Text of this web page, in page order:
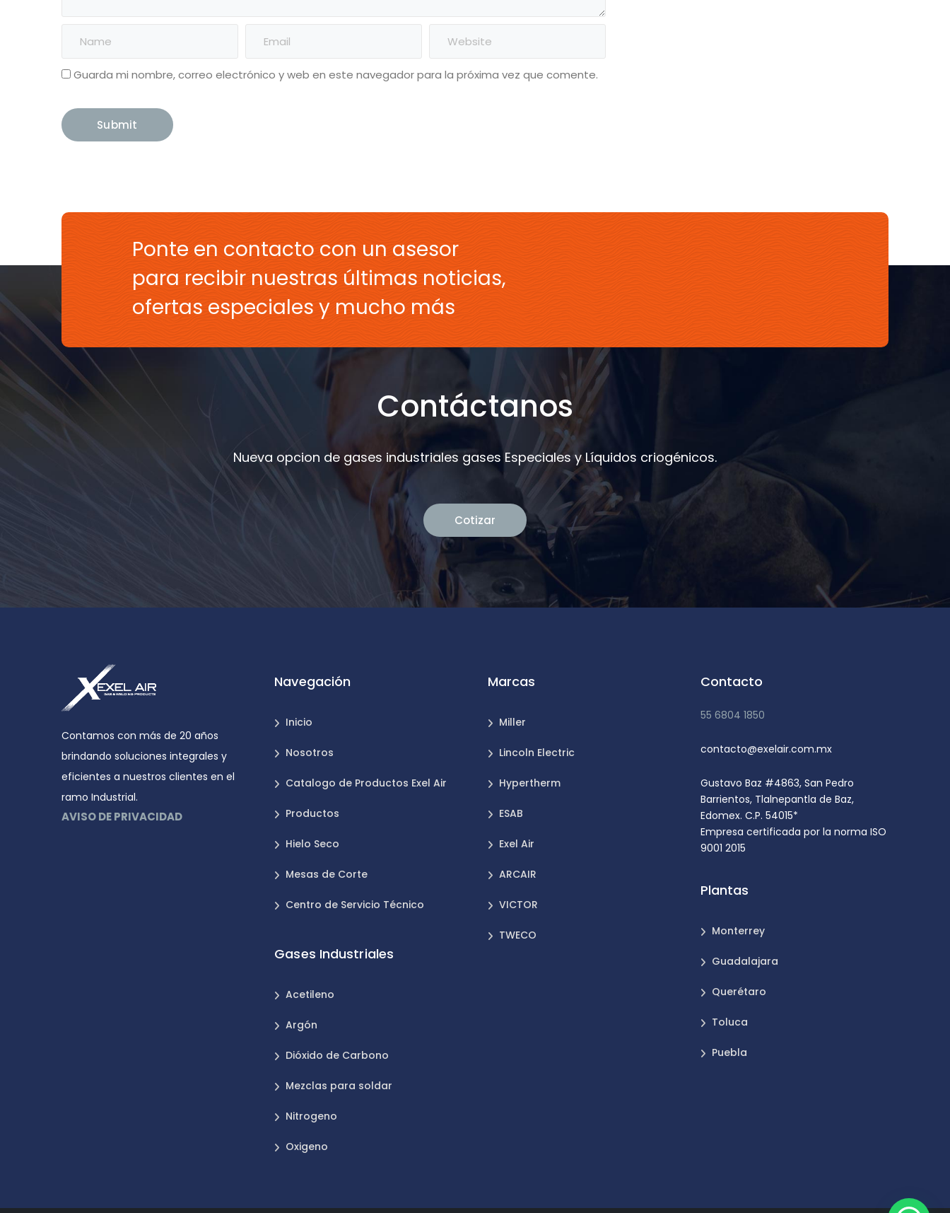
Guarda mi nombre, correo electrónico y web en este navegador para la próxima vez que comente.
Ponte en contacto con un asesor
para recibir nuestras últimas noticias,
ofertas especiales y mucho más
Contáctanos
Nueva opcion de gases industriales gases Especiales y Líquidos criogénicos.
Cotizar
Contamos con más de 20 años
brindando soluciones integrales y
eficientes a nuestros clientes en el
ramo Industrial.
AVISO DE PRIVACIDAD
Navegación
Inicio
Nosotros
Catalogo de Productos Exel Air
Productos
Hielo Seco
Mesas de Corte
Centro de Servicio Técnico
Gases Industriales
Acetileno
Argón
Dióxido de Carbono
Mezclas para soldar
Nitrogeno
Oxigeno
Marcas
Miller
Lincoln Electric
Hypertherm
ESAB
Exel Air
ARCAIR
VICTOR
TWECO
Contacto
55 6804 1850
contacto@exelair.com.mx
Gustavo Baz #4863, San Pedro
Barrientos, Tlalnepantla de Baz,
Edomex. C.P. 54015*
Empresa certificada por la norma ISO
9001 2015
Plantas
Monterrey
Guadalajara
Querétaro
Toluca
Puebla